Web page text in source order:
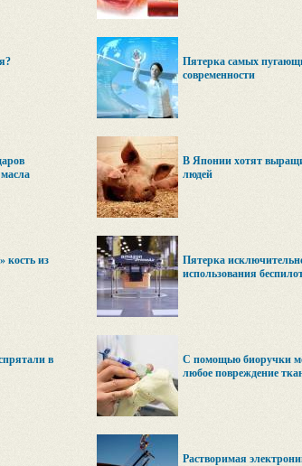
Пятерка самых
современности
В Японии хотят
людей
кость из
Пятерка
использования
в
С помощью биоручки
любое повреждение
Растворимая